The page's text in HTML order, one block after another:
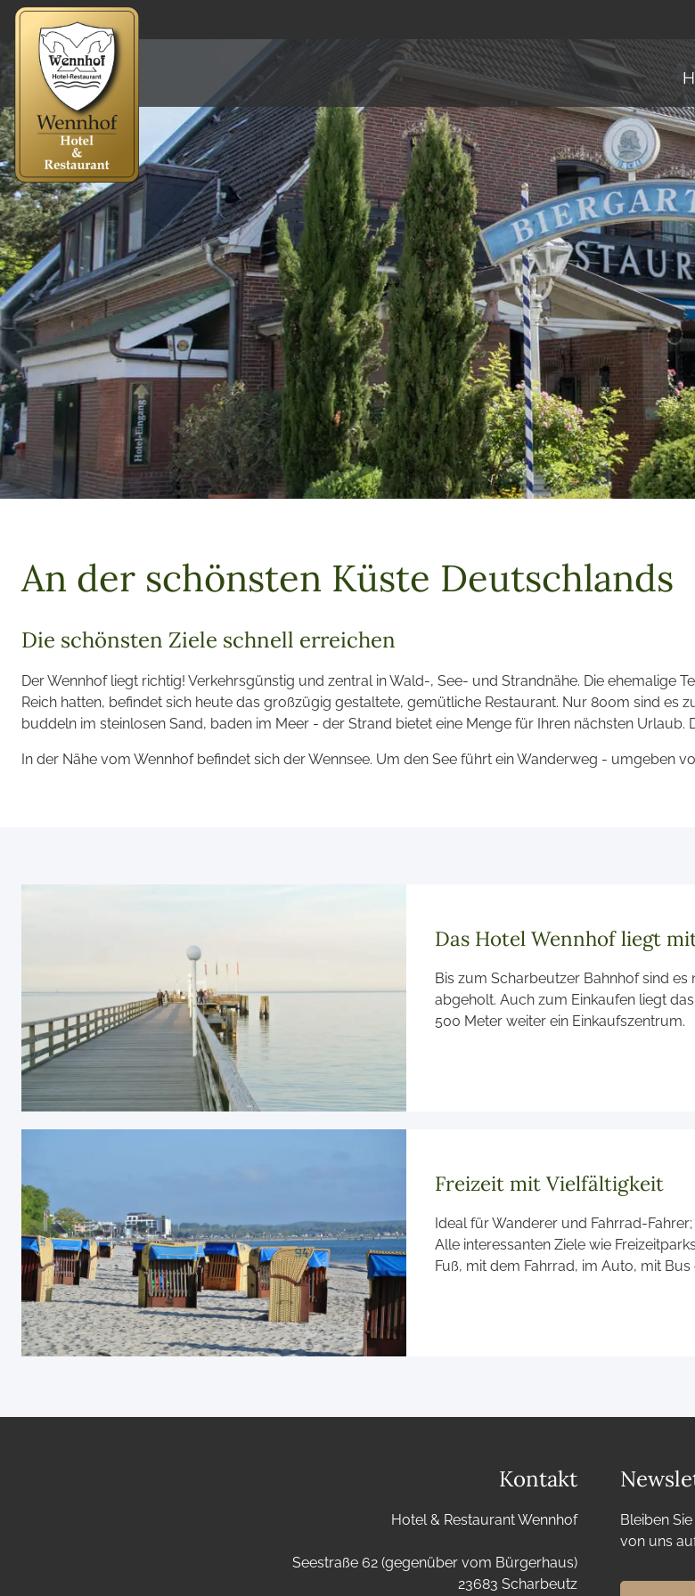
An der schönsten Küste Deutschlands
Die schönsten Ziele schnell erreichen
Der Wennhof liegt richtig! Verkehrsgünstig und zentral in Wald-, See- und Strandnähe. Die ehemalige
Reich hatten, befindet sich heute das großzügig gestaltete, gemütliche Restaurant. Nur 800m sind es
buddeln im steinlosen Sand, baden im Meer - der Strand bietet eine Menge für Ihren nächsten Urlaub.
In der Nähe vom Wennhof befindet sich der Wennsee. Um den See führt ein Wanderweg - umgeben
Das Hotel Wennhof liegt
Bis zum Scharbeutzer Bahnhof sind
abgeholt. Auch zum Einkaufen liegt
500 Meter weiter ein Einkaufszentrum.
Freizeit mit Vielfältigkeit
Ideal für Wanderer und Fahrrad-
Alle interessanten Ziele wie
Fuß, mit dem Fahrrad, im Auto, mit Bus
Kontakt
Hotel & Restaurant Wennhof
Seestraße 62 (gegenüber vom Bürgerhaus)
23683 Scharbeutz
Bleiben
von uns